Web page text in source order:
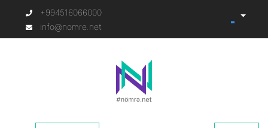
+994516066000
info@nomre.net